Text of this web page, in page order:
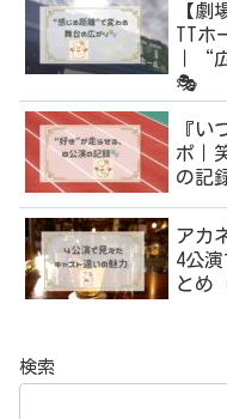
【劇
TTホ
｜“
🎭
『い
ポ｜
の記
アカ
4公
とめ
検索